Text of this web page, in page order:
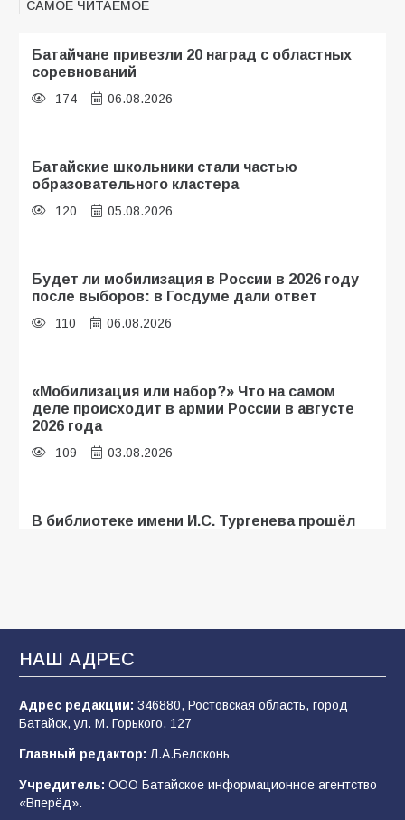
САМОЕ ЧИТАЕМОЕ
Батайчане привезли 20 наград с областных
соревнований
174 06.08.2026
Батайские школьники стали частью
образовательного кластера
120 05.08.2026
Будет ли мобилизация в России в 2026 году
после выборов: в Госдуме дали ответ
110 06.08.2026
«Мобилизация или набор?» Что на самом
деле происходит в армии России в августе
2026 года
109 03.08.2026
В библиотеке имени И.С. Тургенева прошёл
В Батайске продолжаются дорожные работы
107 04.08.2026
строительные профессии в ходе
спортивного праздника
90
НАШ АДРЕС
Адрес редакции: 346880, Ростовская область, город
Батайск, ул. М. Горького, 127
Главный редактор: Л.А.Белоконь
Учредитель: ООО Батайское информационное агентство
«Вперёд».